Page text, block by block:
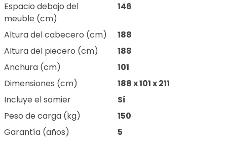
Espacio debajo del
meuble (cm)
146
Altura del cabecero (cm)
188
Altura del piecero (cm)
188
Anchura (cm)
101
Dimensiones (cm)
188 x 101 x 211
Incluye el somier
Sí
Peso de carga (kg)
150
Garantía (años)
5